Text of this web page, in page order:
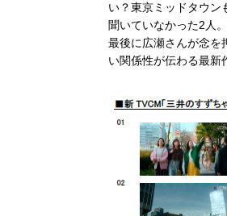
い？東京ミッドタウン
聞いていなかった2人。
最後に広瀬さんが念を
い関係性が伝わる最新